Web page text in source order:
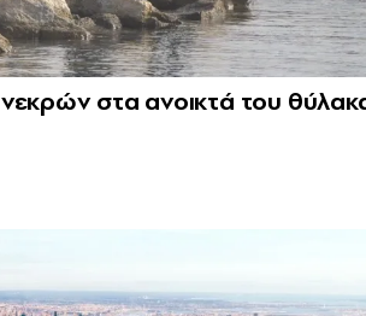
νεκρών στα ανοικτά του